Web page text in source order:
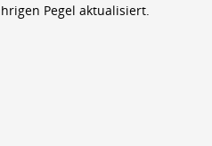
Pegel aktualisiert.